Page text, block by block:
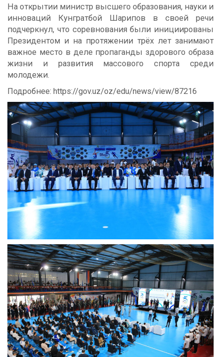
На открытии министр высшего образования, науки и
инноваций Кунгратбой Шарипов в своей речи
подчеркнул, что соревнования были инициированы
Президентом и на протяжении трёх лет занимают
важное место в деле пропаганды здорового образа
жизни и развития массового спорта среди
молодежи.
Подробнее: https://gov.uz/oz/edu/news/view/87216